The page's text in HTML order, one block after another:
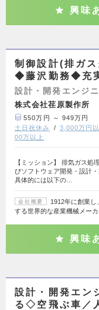
興味
制御設計(排ガ
◆藤沢勤務◆充
設計・開発エンジ
株式会社荏原製作所
550万円 ～ 949万円
土日祝休み
3,000万円
00万以上
【ミッション】 排気ガス処
びソフトウェア開発・設計
具体的には以下の…
会社概要
1912年に創業
する世界的な産業機械メー
興味
設計・開発エン
る◇空飛ぶ車／